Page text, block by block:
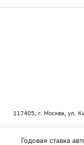
117405, г. Москва, ул.
Годовая ставка